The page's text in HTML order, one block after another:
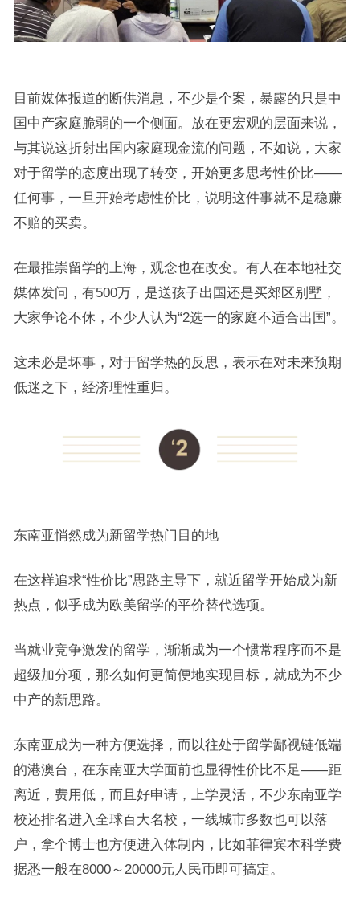
目前媒体报道的断供消息，不少是个案，暴露的只是中
国中产家庭脆弱的一个侧面。放在更宏观的层面来说，
与其说这折射出国内家庭现金流的问题，不如说，大家
对于留学的态度出现了转变，开始更多思考性价比——
任何事，一旦开始考虑性价比，说明这件事就不是稳赚
不赔的买卖。
在最推崇留学的上海，观念也在改变。有人在本地社交
媒体发问，有500万，是送孩子出国还是买郊区别墅，
大家争论不休，不少人认为“2选一的家庭不适合出国”。
这未必是坏事，对于留学热的反思，表示在对未来预期
低迷之下，经济理性重归。
东南亚悄然成为新留学热门目的地
在这样追求“性价比”思路主导下，就近留学开始成为新
热点，似乎成为欧美留学的平价替代选项。
当就业竞争激发的留学，渐渐成为一个惯常程序而不是
超级加分项，那么如何更简便地实现目标，就成为不少
中产的新思路。
东南亚成为一种方便选择，而以往处于留学鄙视链低端
的港澳台，在东南亚大学面前也显得性价比不足——距
离近，费用低，而且好申请，上学灵活，不少东南亚学
校还排名进入全球百大名校，一线城市多数也可以落
户，拿个博士也方便进入体制内，比如菲律宾本科学费
据悉一般在8000～20000元人民币即可搞定。